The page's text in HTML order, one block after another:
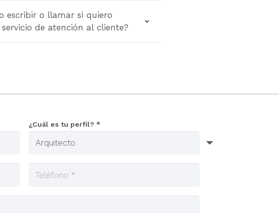
escribir o llamar si quiero
de atención al cliente?
¿Cuál es tu perfil? *